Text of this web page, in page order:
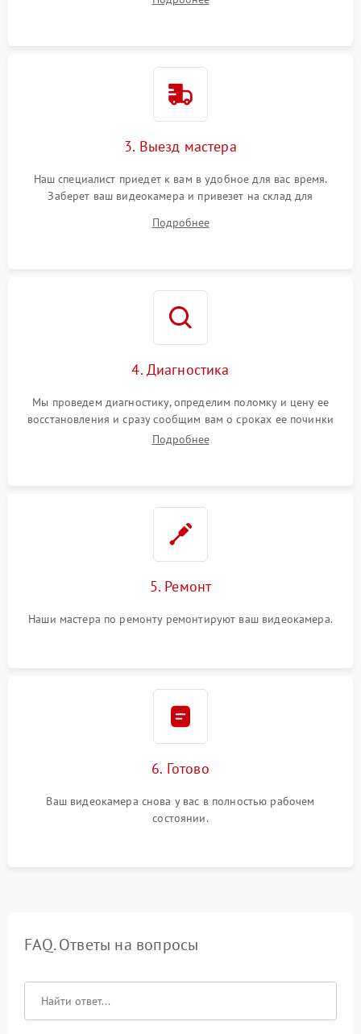
3. Выезд мастера
Наш специалист приедет к вам в удобное для вас время.
Заберет ваш видеокамера и привезет на склад для
Подробнее
4. Диагностика
Мы проведем диагностику, определим поломку и цену ее
восстановления и сразу сообщим вам о сроках ее починки
Подробнее
5. Ремонт
Наши мастера по ремонту ремонтируют ваш видеокамера.
6. Готово
Ваш видеокамера снова у вас в полностью рабочем
состоянии.
FAQ. Ответы на вопросы